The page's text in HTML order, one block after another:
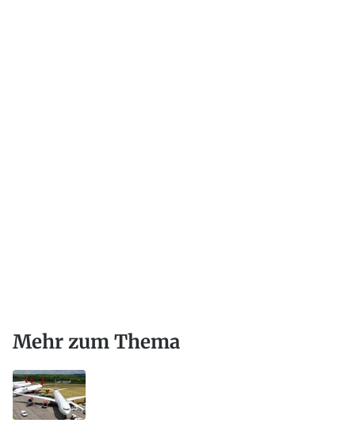
Mehr zum Thema